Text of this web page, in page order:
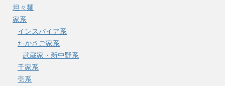
坦々麺
家系
インスパイア系
たかさご家系
武蔵家・新中野系
千家系
壱系